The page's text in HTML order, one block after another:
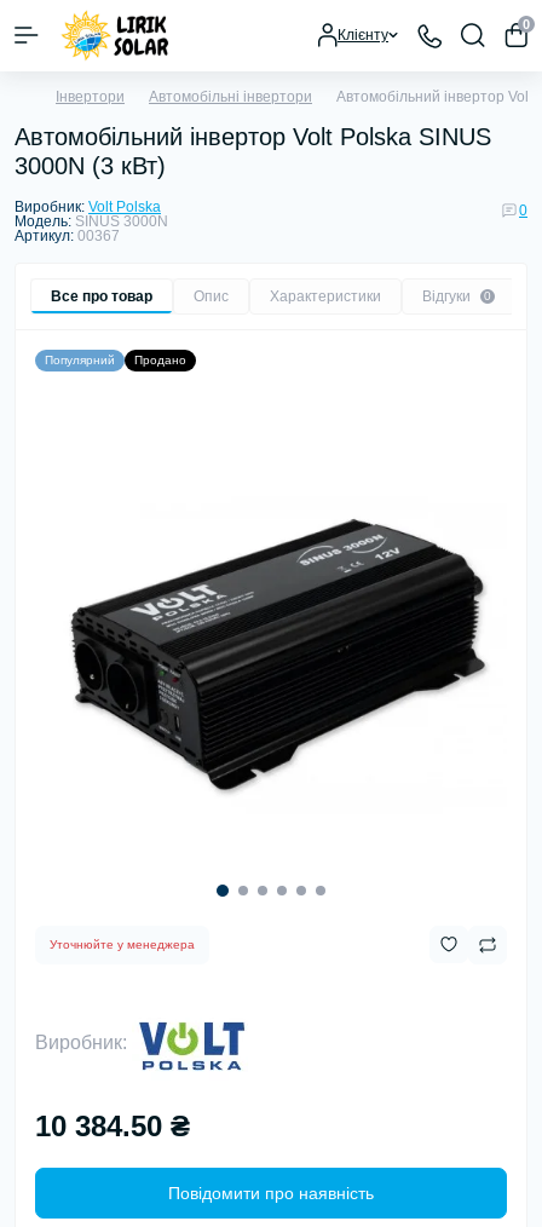
Клієнту
0
Інвертори Автомобільні інвертори Автомобільний інвертор
Автомобільний інвертор Volt Polska SINUS
3000N (3 кВт)
Виробник: Volt Polska
Модель: SINUS 3000N
Артикул: 00367
0
Все про товар Опис Характеристики Відгуки 0
Популярний Продано
Уточнюйте у менеджера
Виробник:
10 384.50 ₴
Повідомити про наявність